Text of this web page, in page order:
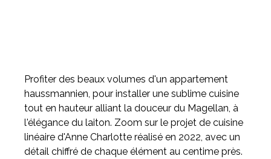
Inspirez-vous du catalogue
Personnalisez nos modèles pour créer le meuble qui vous
Profiter des beaux volumes d'un appartement
haussmannien, pour installer une sublime cuisine
tout en hauteur alliant la douceur du Magellan, à
l'élégance du laiton. Zoom sur le projet de cuisine
linéaire d'Anne Charlotte réalisé en 2022, avec un
détail chiffré de chaque élément au centime près.